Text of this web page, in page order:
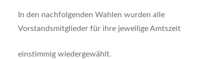
In den nachfolgenden Wahlen wurden alle
Vorstandsmitglieder für ihre jeweilige Amtszeit
einstimmig wiedergewählt.